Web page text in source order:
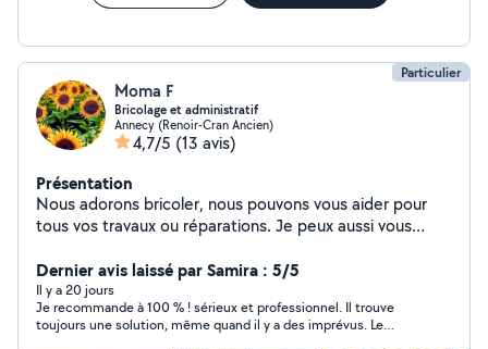
Particulier
Moma F
Bricolage et administratif
Annecy (Renoir-Cran Ancien)
4,7/5 (13 avis)
Présentation
Nous adorons bricoler, nous pouvons vous aider pour
tous vos travaux ou réparations. Je peux aussi vous
pour du soutien scolaire, n'hésitez pas à me contacter !
Dernier avis laissé par Samira : 5/5
Il y a 20 jours
Je recommande à 100 % ! sérieux et professionnel. Il trouve
toujours une solution, même quand il y a des imprévus. Le